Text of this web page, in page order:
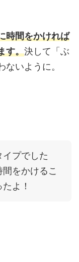
時間をかければ
す。決して「ぶ
いように。
プでした
をかけるこ
よ！